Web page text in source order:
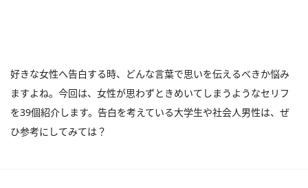
好きな女性へ告白する時、どんな言葉で思いを伝えるべきか悩み
ますよね。今回は、女性が思わずときめいてしまうようなセリフ
を39個紹介します。告白を考えている大学生や社会人男性は、ぜ
ひ参考にしてみては？